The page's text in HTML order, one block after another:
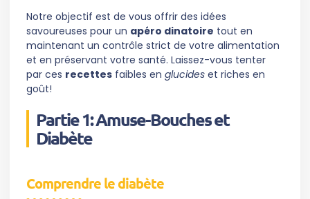
Notre objectif est de vous offrir des idées
savoureuses pour un apéro dinatoire tout en
maintenant un contrôle strict de votre alimentation
et en préservant votre santé. Laissez-vous tenter
par ces recettes faibles en glucides et riches en
goût!
Partie 1: Amuse-Bouches et
Diabète
Comprendre le diabète